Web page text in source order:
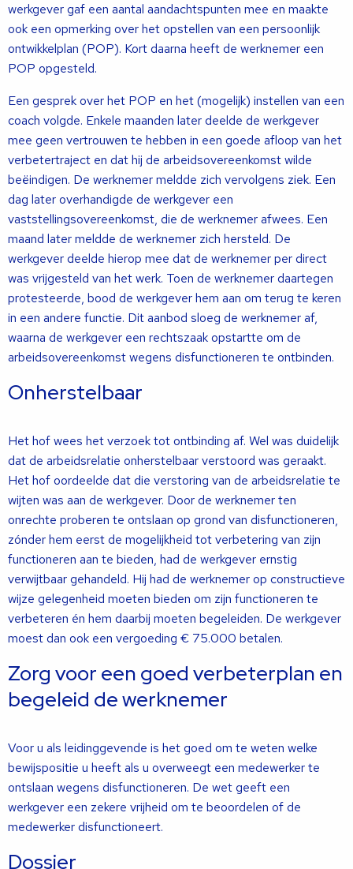
werkgever gaf een aantal aandachtspunten mee en maakte
ook een opmerking over het opstellen van een persoonlijk
ontwikkelplan (POP). Kort daarna heeft de werknemer een
POP opgesteld.
Een gesprek over het POP en het (mogelijk) instellen van een
coach volgde. Enkele maanden later deelde de werkgever
mee geen vertrouwen te hebben in een goede afloop van het
verbetertraject en dat hij de arbeidsovereenkomst wilde
beëindigen. De werknemer meldde zich vervolgens ziek. Een
dag later overhandigde de werkgever een
vaststellingsovereenkomst, die de werknemer afwees. Een
maand later meldde de werknemer zich hersteld. De
werkgever deelde hierop mee dat de werknemer per direct
was vrijgesteld van het werk. Toen de werknemer daartegen
protesteerde, bood de werkgever hem aan om terug te keren
in een andere functie. Dit aanbod sloeg de werknemer af,
waarna de werkgever een rechtszaak opstartte om de
arbeidsovereenkomst wegens disfunctioneren te ontbinden.
Onherstelbaar
Het hof wees het verzoek tot ontbinding af. Wel was duidelijk
dat de arbeidsrelatie onherstelbaar verstoord was geraakt.
Het hof oordeelde dat die verstoring van de arbeidsrelatie te
wijten was aan de werkgever. Door de werknemer ten
onrechte proberen te ontslaan op grond van disfunctioneren,
zónder hem eerst de mogelijkheid tot verbetering van zijn
functioneren aan te bieden, had de werkgever ernstig
verwijtbaar gehandeld. Hij had de werknemer op constructieve
wijze gelegenheid moeten bieden om zijn functioneren te
verbeteren én hem daarbij moeten begeleiden. De werkgever
moest dan ook een vergoeding € 75.000 betalen.
Zorg voor een goed verbeterplan en
begeleid de werknemer
Voor u als leidinggevende is het goed om te weten welke
bewijspositie u heeft als u overweegt een medewerker te
ontslaan wegens disfunctioneren. De wet geeft een
werkgever een zekere vrijheid om te beoordelen of de
medewerker disfunctioneert.
Dossier